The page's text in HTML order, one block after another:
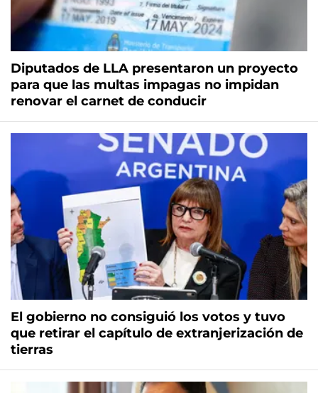
Diputados de LLA presentaron un proyecto
para que las multas impagas no impidan
renovar el carnet de conducir
El gobierno no consiguió los votos y tuvo
que retirar el capítulo de extranjerización de
tierras